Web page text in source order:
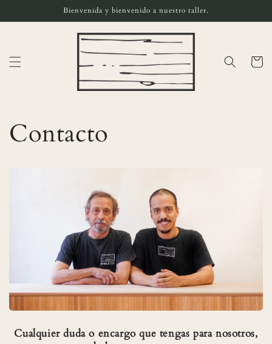
directamente
al contenido
Bienvenida y bienvenido a nuestro taller.
Carrito
Contacto
Cualquier duda o encargo que tengas para nosotros,